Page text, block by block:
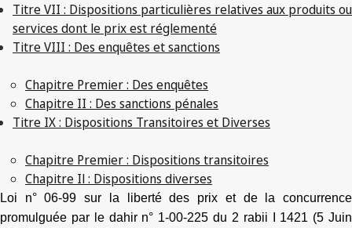
Titre VII : Dispositions particulières relatives aux produits ou
services dont le prix est réglementé
Titre VIII : Des enquêtes et sanctions
Chapitre Premier : Des enquêtes
Chapitre II : Des sanctions pénales
Titre IX : Dispositions Transitoires et Diverses
Chapitre Premier : Dispositions transitoires
Chapitre Il : Dispositions diverses
Loi n° 06-99 sur la liberté des prix et de la concurrence
promulguée par le dahir n° 1-00-225 du 2 rabii I 1421 (5 Juin